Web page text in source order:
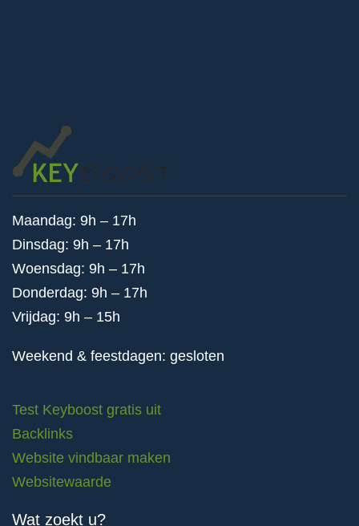
Maandag: 9h – 17h
Dinsdag: 9h – 17h
Woensdag: 9h – 17h
Donderdag: 9h – 17h
Vrijdag: 9h – 15h
Weekend & feestdagen: gesloten
Test Keyboost gratis uit
Backlinks
Website vindbaar maken
Websitewaarde
Wat zoekt u?